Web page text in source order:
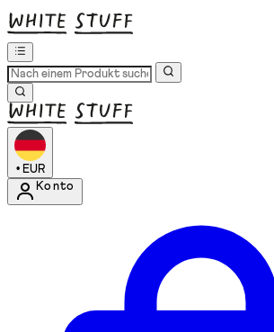
• EUR
Konto